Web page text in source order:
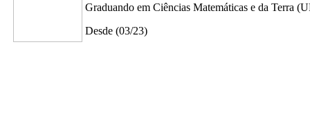
Graduando em Ciências Matemáticas e da Terra
Desde (03/23)